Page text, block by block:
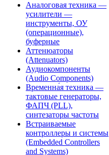
Аналоговая техника —
усилители —
инструменты, ОУ
(операционные),
буферные
Аттенюаторы
(Attenuators)
Аудиокомпоненты
(Audio Components)
Временна́я техника —
тактовые генераторы,
ФАПЧ (PLL),
синтезаторы частоты
Встраиваемые
контроллеры и системы
(Embedded Controllers
and Systems)